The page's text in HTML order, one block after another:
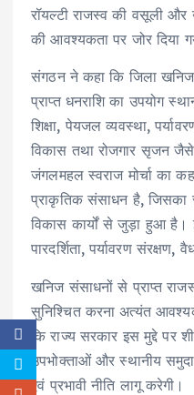
रॉयल्टी राजस्व की वसूली और
की आवश्यकता पर जोर दिया
संगठन ने कहा कि जिला
प्राप्त धनराशि का उपयोग
शिक्षा, पेयजल व्यवस्था,
विकास तथा रोजगार सृजन जैसे
जंगलमहल स्वराज मोर्चा का
प्राकृतिक संसाधन है, जिसका
विकास कार्यों से जुड़ा हुआ है।
पारदर्शिता, पर्यावरण संरक्षण,
खनिज संसाधनों से प्राप्त
सुनिश्चित करना अत्यंत
कि राज्य सरकार इस मुद्दे
उपभोक्ताओं और स्थानीय
एवं प्रभावी नीति लागू करेगी।